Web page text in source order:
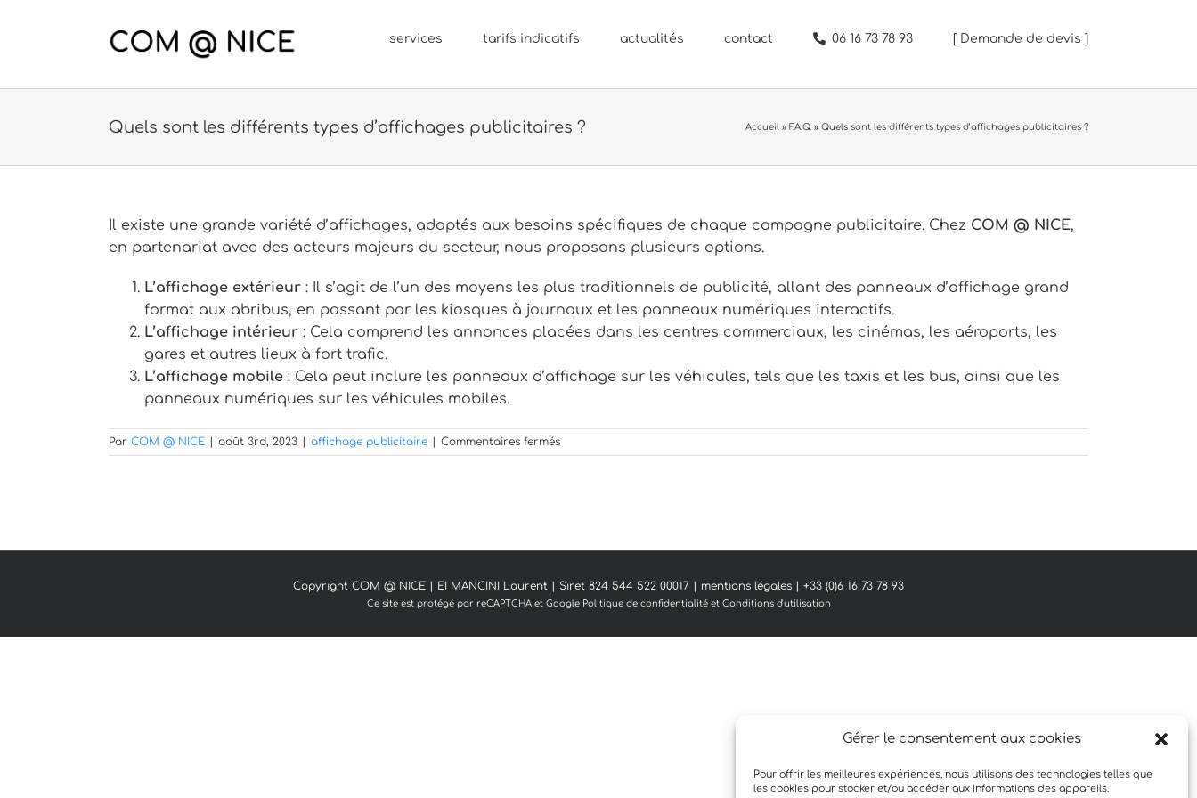
Gérer le consentement aux cookies
Pour offrir les meilleures expériences, nous utilisons des technologies telles que
les cookies pour stocker et/ou accéder aux informations des appareils.
services tarifs indicatifs actualités contact 06 16 73 78 93 [ Demande de devis ]
Quels sont les différents types d’affichages publicitaires ? Accueil » F.A.Q. » Quels sont les différents types d’affichages publicitaires ?
Il existe une grande variété d’affichages, adaptés aux besoins spécifiques de chaque campagne publicitaire. Chez COM @ NICE,
en partenariat avec des acteurs majeurs du secteur, nous proposons plusieurs options.
L’affichage extérieur : Il s’agit de l’un des moyens les plus traditionnels de publicité, allant des panneaux d’affichage grand
format aux abribus, en passant par les kiosques à journaux et les panneaux numériques interactifs.
L’affichage intérieur : Cela comprend les annonces placées dans les centres commerciaux, les cinémas, les aéroports, les
gares et autres lieux à fort trafic.
L’affichage mobile : Cela peut inclure les panneaux d’affichage sur les véhicules, tels que les taxis et les bus, ainsi que les
panneaux numériques sur les véhicules mobiles.
Par COM @ NICE août 3rd, 2023 affichage publicitaire Commentaires ferméssur
Quels
Copyright COM @ NICE | EI MANCINI Laurent | Siret 824 544 522 00017 | mentions légales | +33 (0)6 16 73 78 93
Ce site est protégé par reCAPTCHA et Google Politique de confidentialitéet Conditions d'utilisation